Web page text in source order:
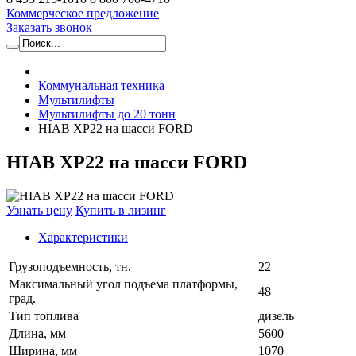
Коммерческое предложение
Заказать звонок
Коммунальная техника
Мультилифты
Мультилифты до 20 тонн
HIAB XP22 на шасси FORD
HIAB XP22 на шасси FORD
Узнать цену Купить в лизинг
Характеристики
Грузоподъемность, тн.
22
Максимальный угол подъема платформы,
град.
48
Тип топлива
дизель
Длина, мм
5600
Ширина, мм
1070